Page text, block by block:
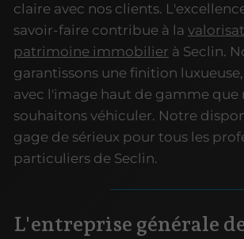
claire avec nos clients.
savoir-faire contribue à la
patrimoine immobilier à Seclin.
garantissons une finition
avec l'image haut de gamme que
souhaitons véhiculer. Notre
gage de sérieux pour tous les
particuliers de Seclin.
L'entreprise générale